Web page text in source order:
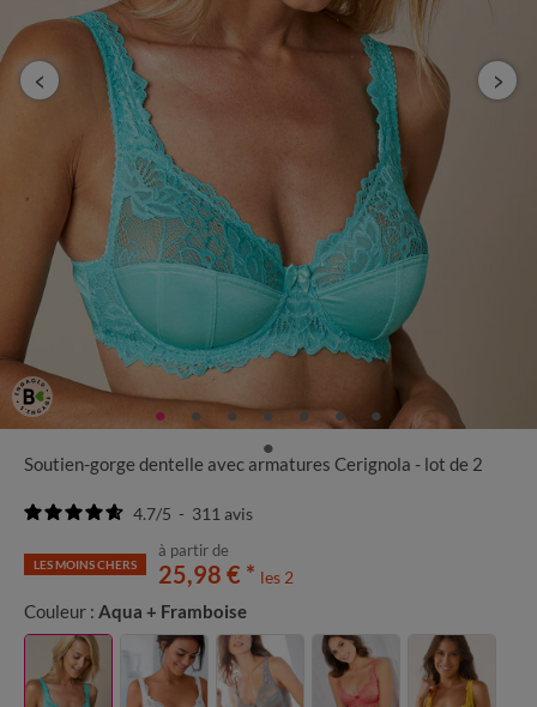
Soutien-gorge dentelle avec armatures Cerignola - lot de 2
4.7/5 - 311 avis
à partir de
25,98 € * les 2
LES MOINS CHERS
Couleur : Aqua + Framboise